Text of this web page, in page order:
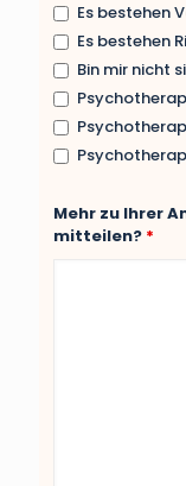
Es bestehen
Es bestehen
Bin mir nicht
Mehr zu Ihrer
mitteilen? *